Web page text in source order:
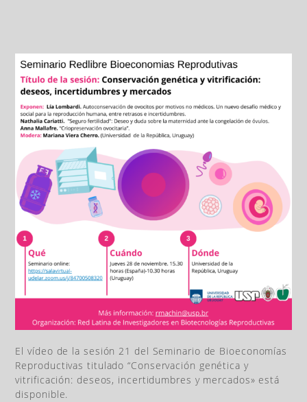
El vídeo de la sesión 21 del Seminario de Bioeconomías
Reproductivas titulado “Conservación genética y
vitrificación: deseos, incertidumbres y mercados» está
disponible.